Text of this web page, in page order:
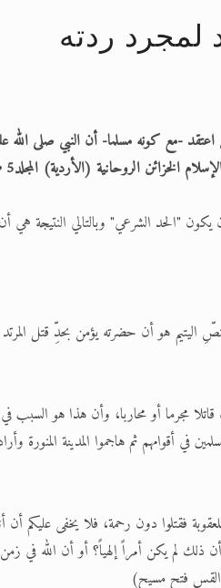
>> المزيد
>> المزيد
المرسلة إلى حضرة امير
على القمص زكريا يطرس
حقيقة الإسراء والمعراج
في خاتم النبيين
>> المزيد
لمجرد ردته
-مع كونه مسلما- أن النبي صلى
الروحانية (الأردية) المجلد5 ص 170)
الشرعي" وبالتالي النتيجة هي أن
اليتيم هو أن حضرته يؤمن بحدِّ قتل
مجرما أو محاربا، وأن هذا هو السبب
في أقوامهم ثم هاجموا المدينة
فقتلوا دون رحمة، فلا يخفى عليكم
ذلك لم يكن أمراً إلهياً؟ أو أن الله في